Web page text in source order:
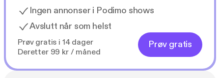
Ingen annonser i Podimo shows
Avslutt når som helst
Prøv gratis i 14 dager
Deretter 99 kr / måned
Prøv gratis